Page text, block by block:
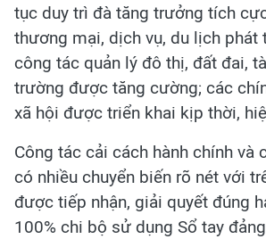
tục duy trì đà tăng trưởng tích
thương mại, dịch vụ, du lịch phát
công tác quản lý đô thị, đất đai,
trường được tăng cường; các
xã hội được triển khai kịp thời,
Công tác cải cách hành chính và
có nhiều chuyển biến rõ nét với
được tiếp nhận, giải quyết đúng
100% chi bộ sử dụng Sổ tay